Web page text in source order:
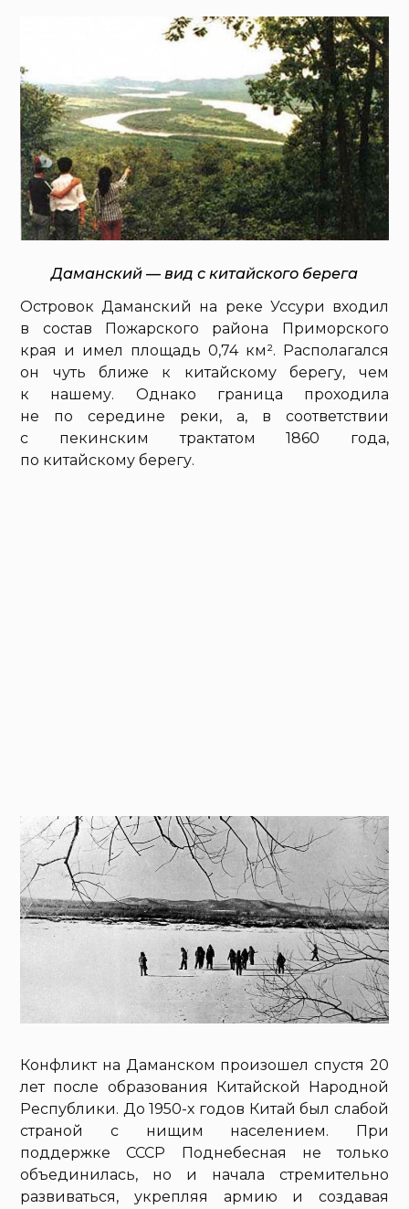
Даманский — вид с китайского берега
Островок Даманский на реке Уссури входил
в состав Пожарского района Приморского
края и имел площадь 0,74 км². Располагался
он чуть ближе к китайскому берегу, чем
к нашему. Однако граница проходила
не по середине реки, а, в соответствии
с пекинским трактатом 1860 года,
по китайскому берегу.
Конфликт на Даманском произошел спустя 20
лет после образования Китайской Народной
Республики. До 1950-х годов Китай был слабой
страной с нищим населением. При
поддержке СССР Поднебесная не только
объединилась, но и начала стремительно
развиваться, укрепляя армию и создавая